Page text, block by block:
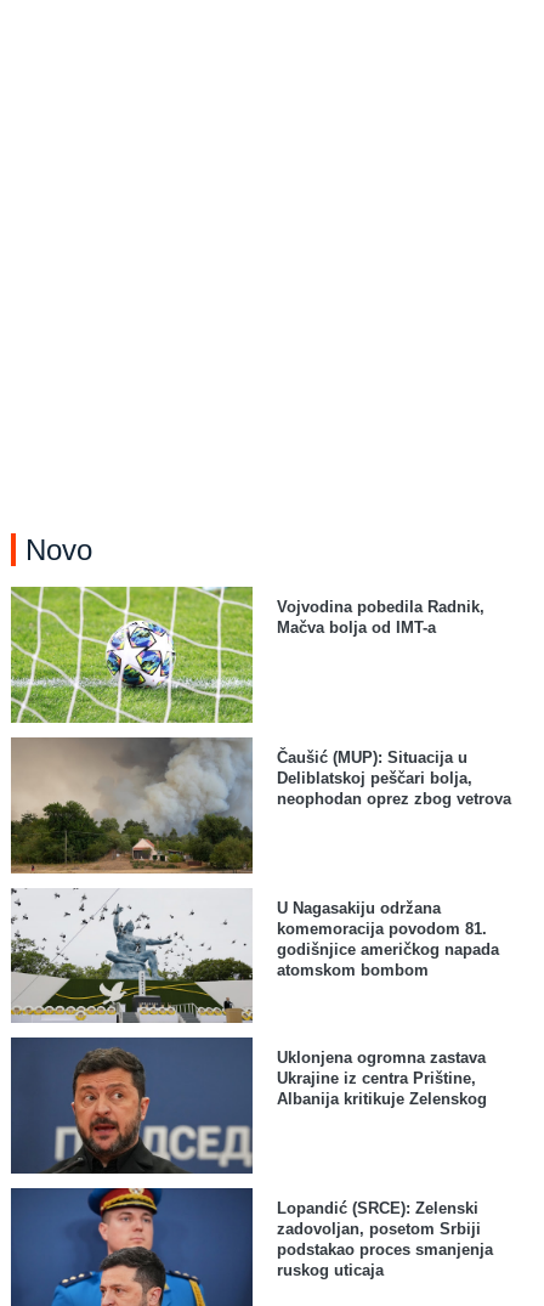
Novo
Vojvodina pobedila Radnik,
Mačva bolja od IMT-a
Čaušić (MUP): Situacija u
Deliblatskoj peščari bolja,
neophodan oprez zbog vetrova
U Nagasakiju održana
komemoracija povodom 81.
godišnjice američkog napada
atomskom bombom
Uklonjena ogromna zastava
Ukrajine iz centra Prištine,
Albanija kritikuje Zelenskog
Lopandić (SRCE): Zelenski
zadovoljan, posetom Srbiji
podstakao proces smanjenja
ruskog uticaja